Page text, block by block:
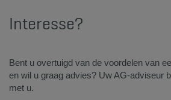
Interesse?​
Bent u overtuigd van de voordelen van
en wil u graag advies? Uw AG-adviseur
met u.